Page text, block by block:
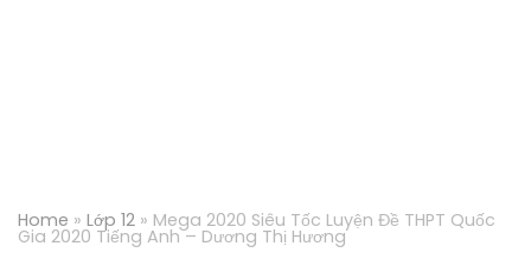
Home » Lớp 12 » Mega 2020 Siêu Tốc Luyện Đề THPT Quốc
Gia 2020 Tiếng Anh – Dương Thị Hương